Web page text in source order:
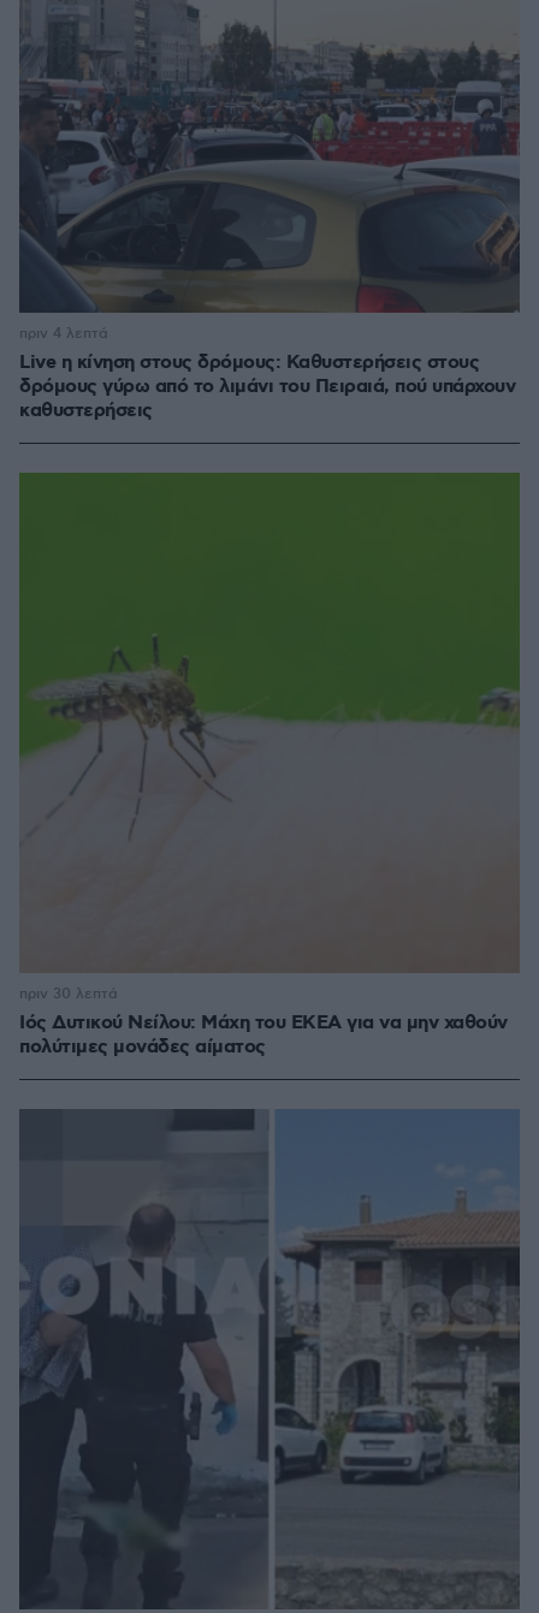
Live η κίνηση στους δρόμους: Καθυστερήσεις στους
δρόμους γύρω από το λιμάνι του Πειραιά, πού υπάρχουν
καθυστερήσεις
πριν 4 λεπτά
Ιός Δυτικού Νείλου: Μάχη του ΕΚΕΑ για να μην χαθούν
πολύτιμες μονάδες αίματος
πριν 30 λεπτά